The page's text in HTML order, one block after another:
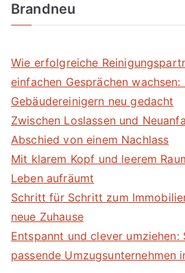
Brandneu
Wie erfolgreiche
einfachen Gesprächen
Gebäudereinigern neu gedacht
Zwischen Loslassen und
Abschied von einem Nachlass
Mit klarem Kopf und leerem
Leben aufräumt
Schritt für Schritt zum
neue Zuhause
Entspannt und clever umziehen:
passende Umzugsunternehmen